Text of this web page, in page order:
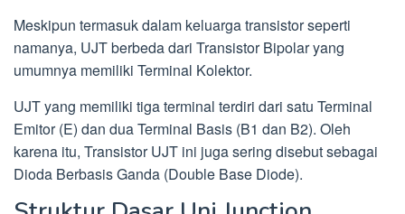
Meskipun termasuk dalam keluarga transistor seperti
namanya, UJT berbeda dari Transistor Bipolar yang
umumnya memiliki Terminal Kolektor.
UJT yang memiliki tiga terminal terdiri dari satu Terminal
Emitor (E) dan dua Terminal Basis (B1 dan B2). Oleh
karena itu, Transistor UJT ini juga sering disebut sebagai
Dioda Berbasis Ganda (Double Base Diode).